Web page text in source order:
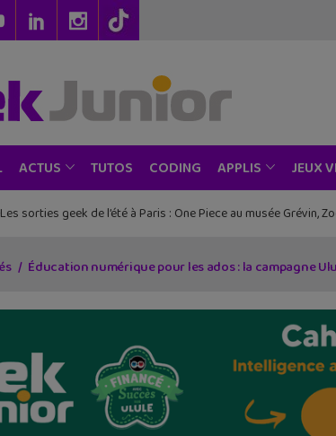
ACTUS TUTOS CODING APPLIS JEUX
Les sorties geek de l’été à Paris : One Piece au musée Grévin,
Éducation numérique pour les ados : la campagne